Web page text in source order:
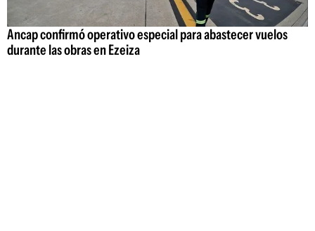
Ancap confirmó operativo especial para abastecer vuelos
durante las obras en Ezeiza